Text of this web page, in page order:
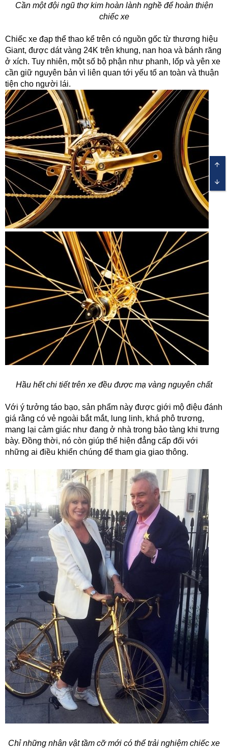
Cần một đội ngũ thợ kim hoàn lành nghề để hoàn thiện
chiếc xe
Chiếc xe đạp thể thao kể trên có nguồn gốc từ thương hiệu
Giant, được dát vàng 24K trên khung, nan hoa và bánh răng
ở xích. Tuy nhiên, một số bộ phận như phanh, lốp và yên xe
cần giữ nguyên bản vì liên quan tới yếu tố an toàn và thuận
tiện cho người lái.
Hầu hết chi tiết trên xe đều được mạ vàng nguyên chất
Với ý tưởng táo bạo, sản phẩm này được giới mộ điệu đánh
giá rằng có vẻ ngoài bắt mắt, lung linh, khá phô trương,
mang lại cảm giác như đang ở nhà trong bảo tàng khi trưng
bày. Đồng thời, nó còn giúp thể hiện đẳng cấp đối với
những ai điều khiển chúng để tham gia giao thông.
Chỉ những nhân vật tầm cỡ mới có thể trải nghiệm chiếc xe
TOP